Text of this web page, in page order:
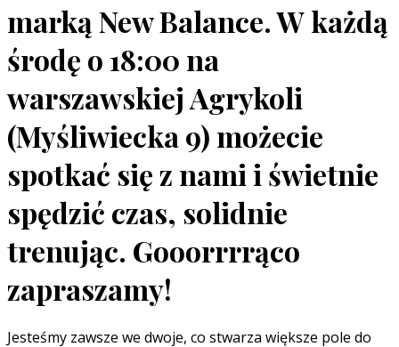
marką New Balance. W każdą
środę o 18:00 na
warszawskiej Agrykoli
(Myśliwiecka 9) możecie
spotkać się z nami i świetnie
spędzić czas, solidnie
trenując. Gooorrrrąco
zapraszamy!
Jesteśmy zawsze we dwoje, co stwarza większe pole do